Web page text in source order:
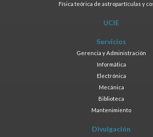
Física teórica de astropartículas y
UCIE
Servicios
Gerencia y Administración
Informática
Electrónica
Mecánica
Biblioteca
Mantenimiento
Divulgación